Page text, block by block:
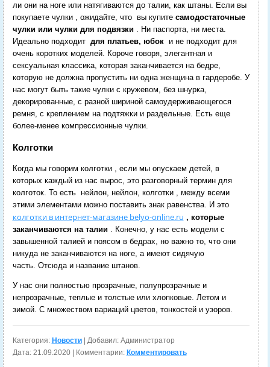
ли они на ноге или натягиваются до талии, как штаны. Если вы
покупаете чулки , ожидайте, что вы купите самодостаточные
чулки или чулки для подвязки. Ни паспорта, ни места.
Идеально подходит для платьев, юбоки не подходит для
очень коротких моделей. Короче говоря, элегантная и
сексуальная классика, которая заканчивается на бедре,
которую не должна пропустить ни одна женщина в гардеробе. У
нас могут быть такие чулки с кружевом, без шнурка,
декорированные, с разной шириной самоудерживающегося
ремня, с креплением на подтяжки и раздельные. Есть еще
более-менее компрессионные чулки.
Колготки
Когда мы говорим колготки , если мы опускаем детей, в
которых каждый из нас вырос, это разговорный термин для
колготок. То есть нейлон, нейлон, колготки , между всеми
этими элементами можно поставить знак равенства. И это
колготки в интернет-магазине belyo-online.ru , которые
заканчиваются на талии. Конечно, у нас есть модели с
завышенной талией и поясом в бедрах, но важно то, что они
никуда не заканчиваются на ноге, а имеют сидячую
часть. Отсюда и название штанов.
У нас они полностью прозрачные, полупрозрачные и
непрозрачные, теплые и толстые или хлопковые. Летом и
зимой. С множеством вариаций цветов, тонкостей и узоров.
Категория: Новости| Добавил: Администратор
Дата: 21.09.2020| Комментарии: Комментировать